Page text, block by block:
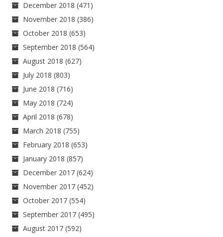
December 2018 (471)
November 2018 (386)
October 2018 (653)
September 2018 (564)
August 2018 (627)
July 2018 (803)
June 2018 (716)
May 2018 (724)
April 2018 (678)
March 2018 (755)
February 2018 (653)
January 2018 (857)
December 2017 (624)
November 2017 (452)
October 2017 (554)
September 2017 (495)
August 2017 (592)